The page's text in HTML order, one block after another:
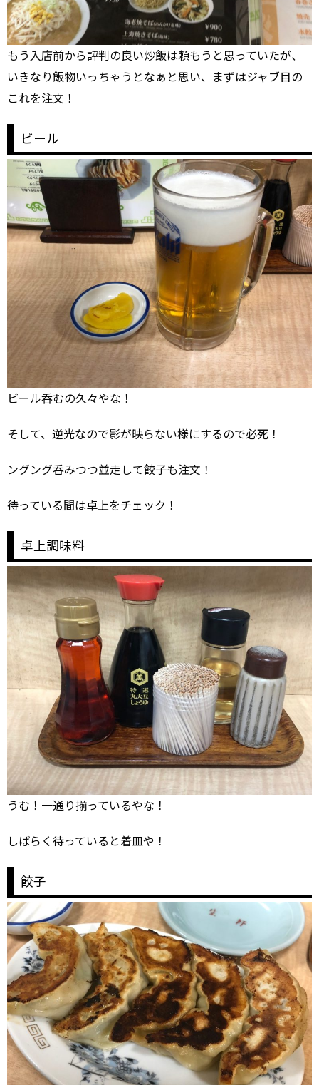
もう入店前から評判の良い炒飯は頼もうと思っていたが、
いきなり飯物いっちゃうとなぁと思い、まずはジャブ目の
これを注文！
ビール
ビール呑むの久々やな！
そして、逆光なので影が映らない様にするので必死！
ングング呑みつつ並走して餃子も注文！
待っている間は卓上をチェック！
卓上調味料
うむ！一通り揃っているやな！
しばらく待っていると着皿や！
餃子